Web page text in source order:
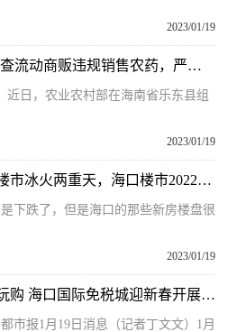
2023/01/19
每日快讯!农业农村部：严查流动商贩违规销售农药，严厉打击在豇豆上销售使用禁限用农药
近日，农业农村部在海南省乐东县组
2023/01/19
海口楼市持续分化，海口楼市冰火两重天，海口楼市2022年分析出炉
下跌了，但是海口的那些新房楼盘很
2023/01/19
天天快消息！年味游＋潮玩购 海口国际免税城迎新春开展系列促销活动
市报1月19日消息（记者丁文文）1月